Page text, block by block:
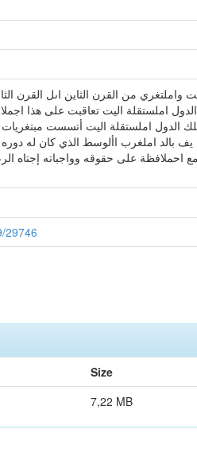
من القرن الثاين اىل القرن
املستقلة اليت تعاقبت على هذا
الدول املستقلة اليت أتسست
يف بالد املغرب األوسط الذي كان له
على حقوقه وواجباته إجتاه
29746
Size
7,22 MB